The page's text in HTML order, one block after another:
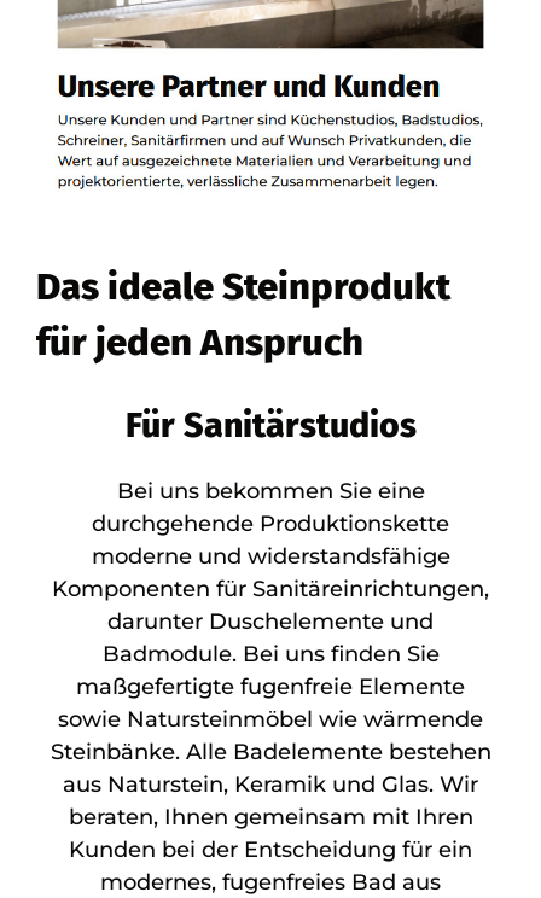
Das ideale Steinprodukt
für jeden Anspruch
Für Sanitärstudios
Bei uns bekommen Sie eine
durchgehende Produktionskette
moderne und widerstandsfähige
Komponenten für Sanitäreinrichtungen,
darunter Duschelemente und
Badmodule. Bei uns finden Sie
maßgefertigte fugenfreie Elemente
sowie Natursteinmöbel wie wärmende
Steinbänke. Alle Badelemente bestehen
aus Naturstein, Keramik und Glas. Wir
beraten, Ihnen gemeinsam mit Ihren
Kunden bei der Entscheidung für ein
modernes, fugenfreies Bad aus